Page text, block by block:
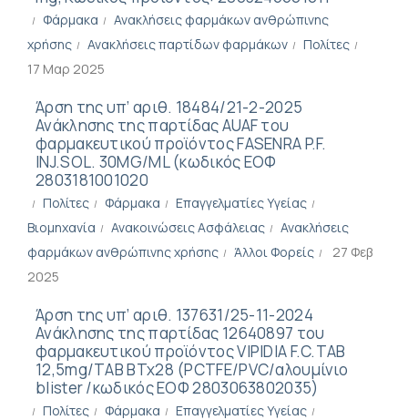
Φάρμακα
Ανακλήσεις φαρμάκων ανθρώπινης
χρήσης
Ανακλήσεις παρτίδων φαρμάκων
Πολίτες
17 Μαρ 2025
Άρση της υπ’ αριθ. 18484/21-2-2025
Ανάκλησης της παρτίδας AUAF του
φαρμακευτικού προϊόντος FASENRA P.F.
INJ.SOL. 30MG/ML (κωδικός ΕΟΦ
2803181001020
Πολίτες Φάρμακα
Επαγγελματίες Υγείας
Βιομηχανία
Ανακοινώσεις Ασφάλειας
Ανακλήσεις
φαρμάκων ανθρώπινης χρήσης
Άλλοι Φορείς
27 Φεβ
2025
Άρση της υπ’ αριθ. 137631/25-11-2024
Ανάκλησης της παρτίδας 12640897 του
φαρμακευτικού προϊόντος VIPIDIA F.C.TAB
12,5mg/TAB BTx28 (PCTFE/PVC/αλουμίνιο
blister /κωδικός ΕΟΦ 2803063802035)
Πολίτες Φάρμακα
Επαγγελματίες Υγείας